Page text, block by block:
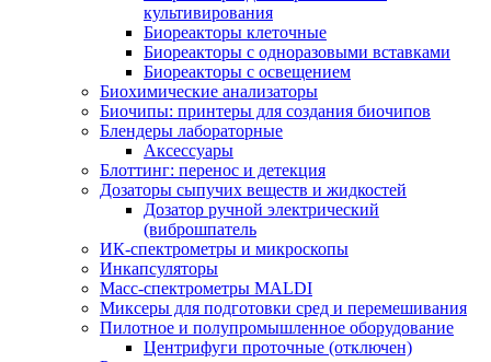
культивирования
Биореакторы клеточные
Биореакторы с одноразовыми вставками
Биореакторы с освещением
Биохимические анализаторы
Биочипы: принтеры для создания биочипов
Блендеры лабораторные
Аксессуары
Блоттинг: перенос и детекция
Дозаторы сыпучих веществ и жидкостей
Дозатор ручной электрический
(виброшпатель
ИК-спектрометры и микроскопы
Инкапсуляторы
Масс-спектрометры MALDI
Миксеры для подготовки сред и перемешивания
Пилотное и полупромышленное оборудование
Центрифуги проточные (отключен)